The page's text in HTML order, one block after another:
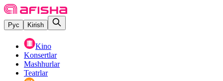
Рус Kirish
Kino
Konsertlar
Mashhurlar
Teatrlar